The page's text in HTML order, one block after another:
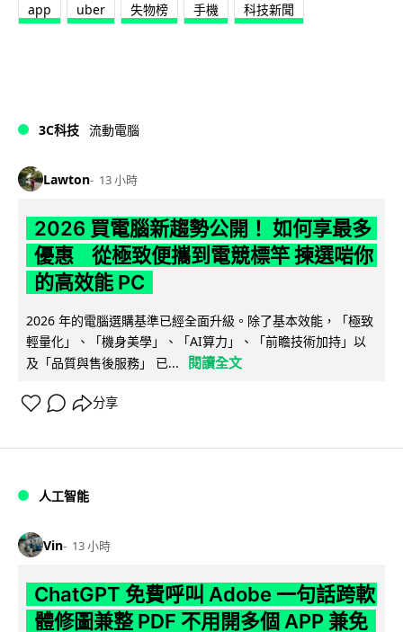
app uber 失物榜 手機 科技新聞
3C科技 流動電腦
Lawton 13 小時
2026 買電腦新趨勢公開！ 如何享最多
優惠 從極致便攜到電競標竿 揀選啱你
的高效能 PC
2026 年的電腦選購基準已經全面升級。除了基本效能，「極致
輕量化」、「機身美學」、「AI算力」、「前瞻技術加持」以
及「品質與售後服務」 已...
閱讀全文
分享
人工智能
Vin 13 小時
ChatGPT 免費呼叫 Adobe 一句話跨軟
體修圖兼整 PDF 不用開多個 APP 兼免